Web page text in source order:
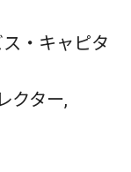
・キャピタ
クター,